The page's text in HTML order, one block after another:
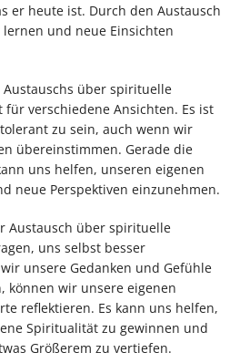
er heute ist. Durch den Austausch
und neue Einsichten
Austauschs über spirituelle
verschiedene Ansichten. Es ist
zu sein, auch wenn wir
übereinstimmen. Gerade die
uns helfen, unseren eigenen
neue Perspektiven einzunehmen.
Austausch über spirituelle
uns selbst besser
unsere Gedanken und Gefühle
können wir unsere eigenen
reflektieren. Es kann uns helfen,
Spiritualität zu gewinnen und
Größerem zu vertiefen.